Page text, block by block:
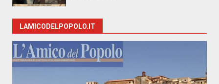
LAMICODELPOPOLO.IT